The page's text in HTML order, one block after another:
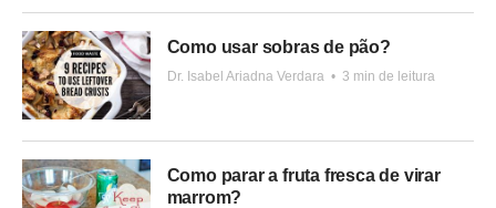
Como usar sobras de pão?
Dr. Isabel Ariadna Verdara • 3 min de leitura
Como parar a fruta fresca de virar
marrom?